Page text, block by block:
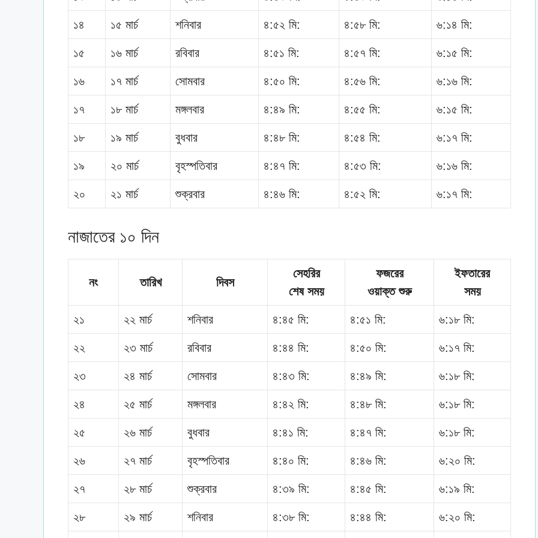
১৪ ১৫ মার্চ শনিবার ৪:৫২ মি: ৪:৫৮ মি: ৬:১৪ মি:
১৫ ১৬ মার্চ রবিবার ৪:৫১ মি: ৪:৫৭ মি: ৬:১৫ মি:
১৬ ১৭ মার্চ সোমবার ৪:৫০ মি: ৪:৫৬ মি: ৬:১৬ মি:
১৭ ১৮ মার্চ মঙ্গলবার ৪:৪৯ মি: ৪:৫৫ মি: ৬:১৫ মি:
১৮ ১৯ মার্চ বুধবার ৪:৪৮ মি: ৪:৫৪ মি: ৬:১৭ মি:
১৯ ২০ মার্চ বৃহস্পতিবার ৪:৪৭ মি: ৪:৫৩ মি: ৬:১৬ মি:
২০ ২১ মার্চ শুক্রবার ৪:৪৬ মি: ৪:৫২ মি: ৬:১৭ মি:
নাজাতের ১০ দিন
নং তারিখ দিবস
সেহরির
শেষ সময়
ফজরের
ওয়াক্ত শুরু
ইফতারের
সময়
২১ ২২ মার্চ শনিবার ৪:৪৫ মি: ৪:৫১ মি: ৬:১৮ মি:
২২ ২৩ মার্চ রবিবার ৪:৪৪ মি: ৪:৫০ মি: ৬:১৭ মি:
২৩ ২৪ মার্চ সোমবার ৪:৪৩ মি: ৪:৪৯ মি: ৬:১৮ মি:
২৪ ২৫ মার্চ মঙ্গলবার ৪:৪২ মি: ৪:৪৮ মি: ৬:১৮ মি:
২৫ ২৬ মার্চ বুধবার ৪:৪১ মি: ৪:৪৭ মি: ৬:১৮ মি:
২৬ ২৭ মার্চ বৃহস্পতিবার ৪:৪০ মি: ৪:৪৬ মি: ৬:২০ মি:
২৭ ২৮ মার্চ শুক্রবার ৪:৩৯ মি: ৪:৪৫ মি: ৬:১৯ মি:
২৮ ২৯ মার্চ শনিবার ৪:৩৮ মি: ৪:৪৪ মি: ৬:২০ মি: